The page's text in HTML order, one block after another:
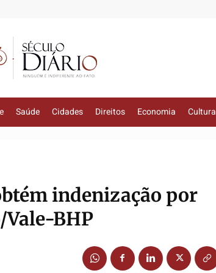
Saúde Cidades Direitos Economia Cultura
indenização por
Vale-BHP